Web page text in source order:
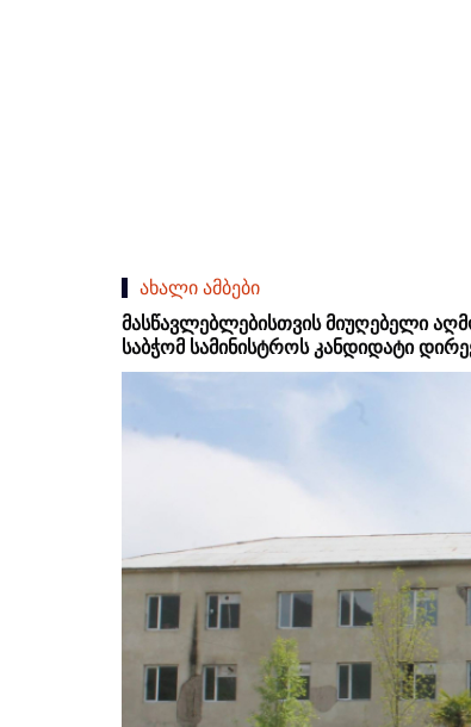
ახალი ამბები
მასწავლებლებისთვის მიუღებელი
საბჭომ სამინისტროს კანდიდატი